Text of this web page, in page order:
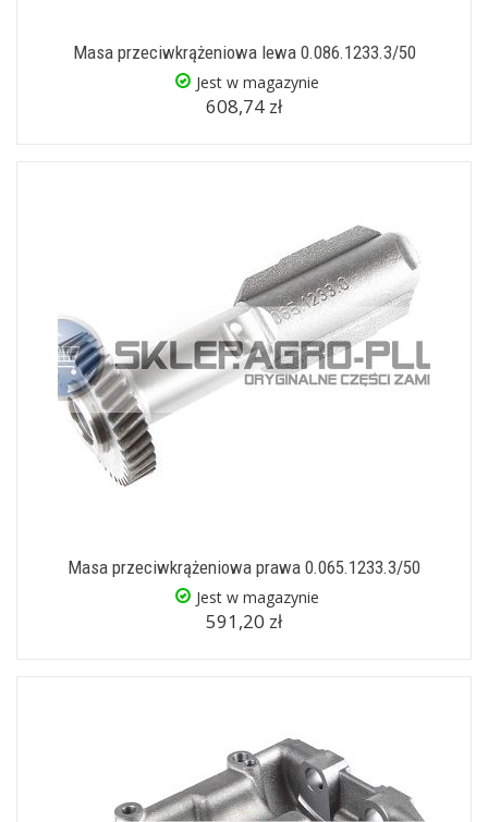
Masa przeciwkrążeniowa lewa 0.086.1233.3/50
Jest w magazynie
608,74 zł
Masa przeciwkrążeniowa prawa 0.065.1233.3/50
Jest w magazynie
591,20 zł